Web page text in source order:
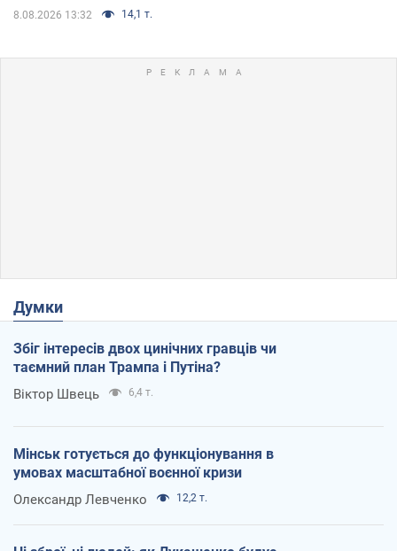
8.08.2026 13:32 14,1 т.
Думки
Збіг інтересів двох цинічних гравців чи
таємний план Трампа і Путіна?
Віктор Швець 6,4 т.
Мінськ готується до функціонування в
умовах масштабної воєнної кризи
Олександр Левченко 12,2 т.